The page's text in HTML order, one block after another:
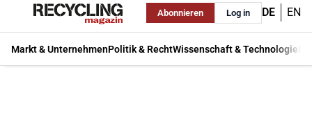
Abonnieren Log in DE EN
Markt & UnternehmenPolitik & RechtWissenschaft & Technologie